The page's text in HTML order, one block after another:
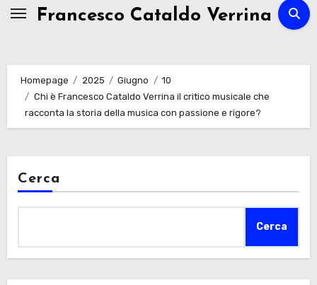
Francesco Cataldo Verrina
Homepage 2025 Giugno
10
Chi è Francesco Cataldo Verrina il critico musicale che
racconta la storia della musica con passione e rigore?
Cerca
Cerca